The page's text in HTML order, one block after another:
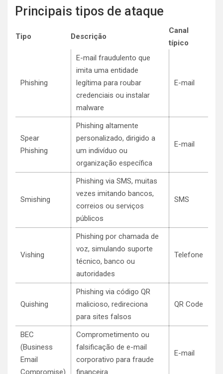
Principais tipos de ataque
Tipo Descrição
Canal
típico
Phishing
E-mail fraudulento que
imita uma entidade
legítima para roubar
credenciais ou instalar
malware
E-mail
Spear
Phishing
Phishing altamente
personalizado, dirigido a
um indivíduo ou
organização específica
E-mail
Smishing
Phishing via SMS, muitas
vezes imitando bancos,
correios ou serviços
públicos
SMS
Vishing
Phishing por chamada de
voz, simulando suporte
técnico, banco ou
autoridades
Telefone
Quishing
Phishing via código QR
malicioso, redireciona
para sites falsos
QR Code
BEC
(Business
Email
Compromise)
Comprometimento ou
falsificação de e-mail
corporativo para fraude
financeira
E-mail